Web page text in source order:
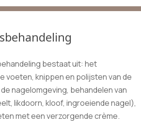
bestaat uit: het
voeten, knippen en polijsten van de
nagelomgeving, behandelen van
likdoorn, kloof, ingroeiende nagel),
met een verzorgende crème.